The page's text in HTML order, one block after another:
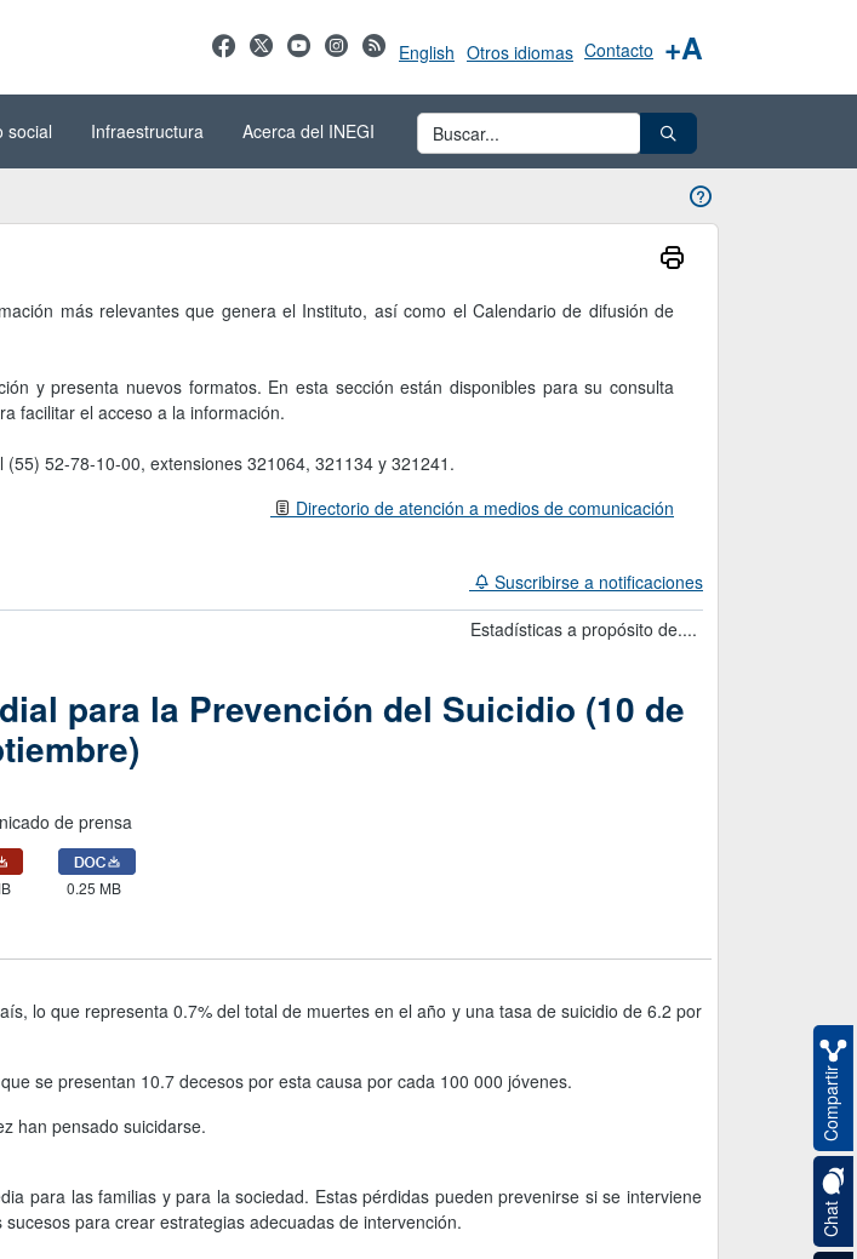
English Otros idiomas Contacto +A
social Infraestructura Acerca del INEGI
más relevantes que genera el Instituto, así como el Calendario de difusión de
y presenta nuevos formatos. En esta sección están disponibles para su consulta
facilitar el acceso a la información.
52-78-10-00, extensiones 321064, 321134 y 321241.
Directorio de atención a medios de comunicación
Suscribirse a notificaciones
Estadísticas a propósito de....
para la Prevención del Suicidio (10 de
de prensa
0.25 MB
lo que representa 0.7% del total de muertes en el año y una tasa de suicidio de 6.2 por
se presentan 10.7 decesos por esta causa por cada 100 000 jóvenes.
han pensado suicidarse.
para las familias y para la sociedad. Estas pérdidas pueden prevenirse si se interviene
para crear estrategias adecuadas de intervención.
Chat
Compartir